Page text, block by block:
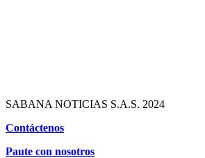
SABANA NOTICIAS S.A.S. 2024
Contáctenos
Paute con nosotros